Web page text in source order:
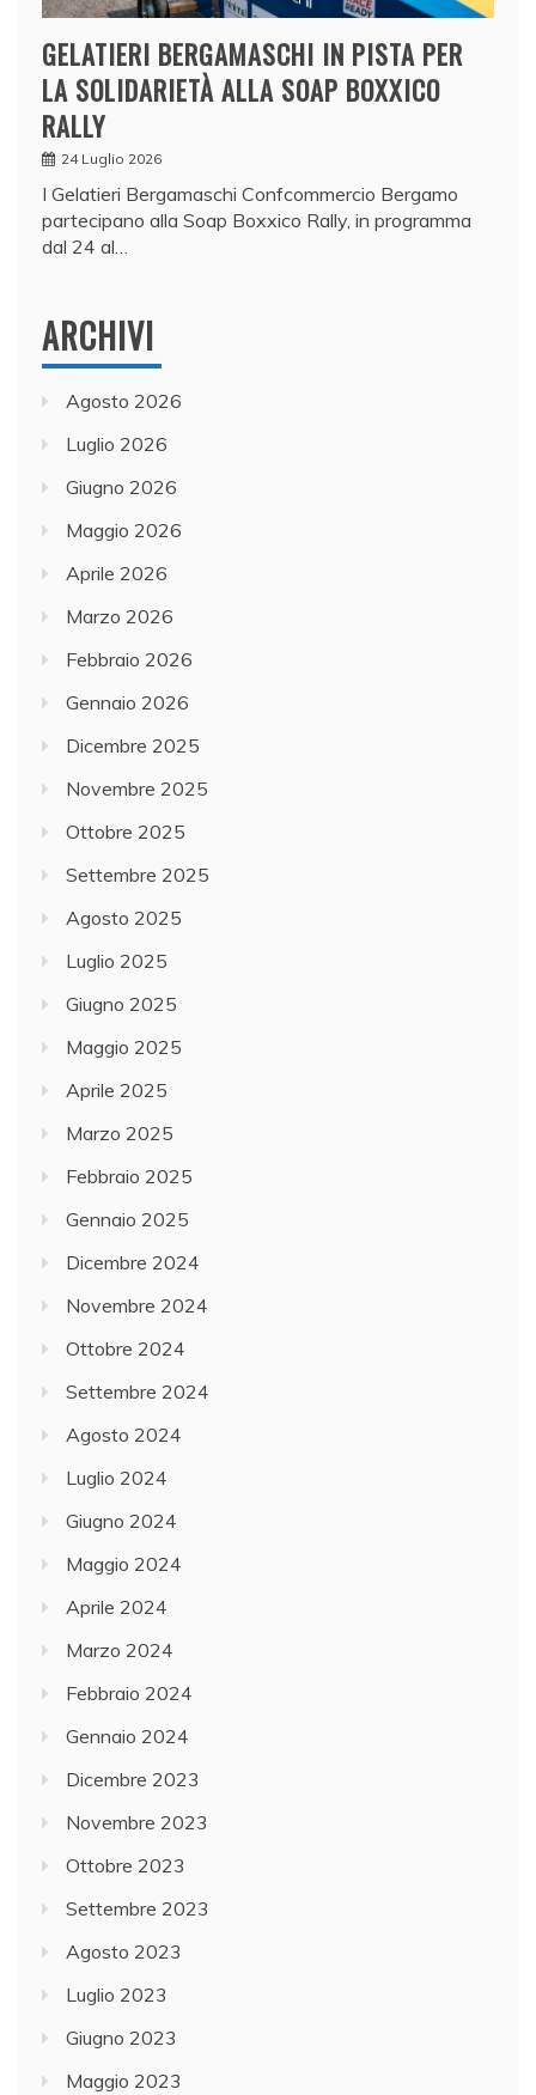
GELATIERI BERGAMASCHI IN PISTA PER
LA SOLIDARIETÀ ALLA SOAP BOXXICO
RALLY
24 Luglio 2026
I Gelatieri Bergamaschi Confcommercio Bergamo
partecipano alla Soap Boxxico Rally, in programma
dal 24 al…
ARCHIVI
Agosto 2026
Luglio 2026
Giugno 2026
Maggio 2026
Aprile 2026
Marzo 2026
Febbraio 2026
Gennaio 2026
Dicembre 2025
Novembre 2025
Ottobre 2025
Settembre 2025
Agosto 2025
Luglio 2025
Giugno 2025
Maggio 2025
Aprile 2025
Marzo 2025
Febbraio 2025
Gennaio 2025
Dicembre 2024
Novembre 2024
Ottobre 2024
Settembre 2024
Agosto 2024
Luglio 2024
Giugno 2024
Maggio 2024
Aprile 2024
Marzo 2024
Febbraio 2024
Gennaio 2024
Dicembre 2023
Novembre 2023
Ottobre 2023
Settembre 2023
Agosto 2023
Luglio 2023
Giugno 2023
Maggio 2023